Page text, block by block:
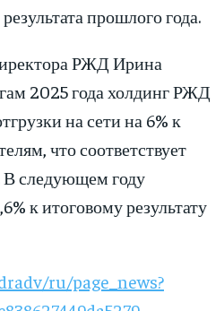
прошлого года.
РЖД Ирина
2025 года холдинг РЖД
на сети на 6% к
что соответствует
следующем году
к итоговому результату
ru/page_news?